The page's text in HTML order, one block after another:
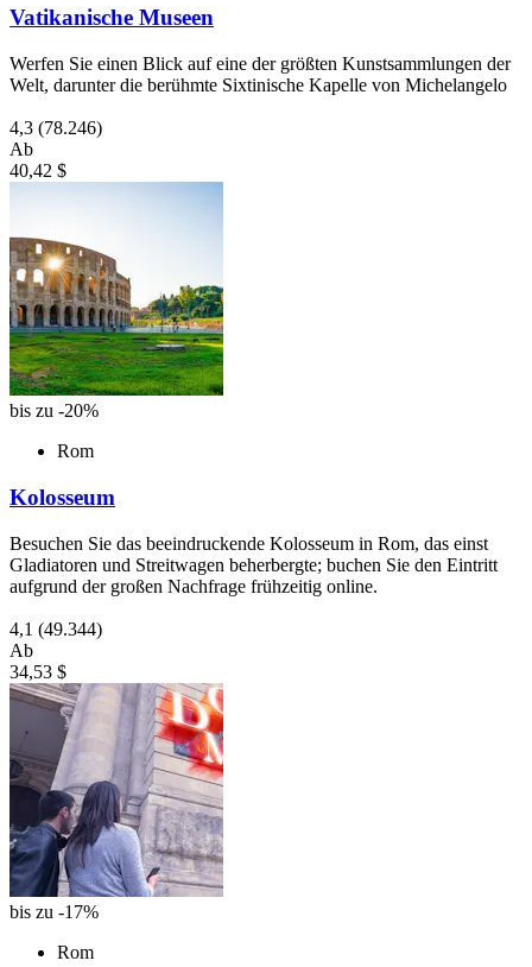
Vatikanische Museen
Werfen Sie einen Blick auf eine der größten Kunstsammlungen der
Welt, darunter die berühmte Sixtinische Kapelle von Michelangelo
4,3 (78.246)
Ab
40,42 $
bis zu -20%
Rom
Kolosseum
Besuchen Sie das beeindruckende Kolosseum in Rom, das einst
Gladiatoren und Streitwagen beherbergte; buchen Sie den Eintritt
aufgrund der großen Nachfrage frühzeitig online.
4,1 (49.344)
Ab
34,53 $
bis zu -17%
Rom